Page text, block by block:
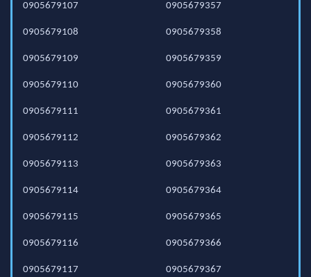
0905679107
0905679108
0905679109
0905679110
0905679111
0905679112
0905679113
0905679114
0905679115
0905679116
0905679117
0905679357
0905679358
0905679359
0905679360
0905679361
0905679362
0905679363
0905679364
0905679365
0905679366
0905679367